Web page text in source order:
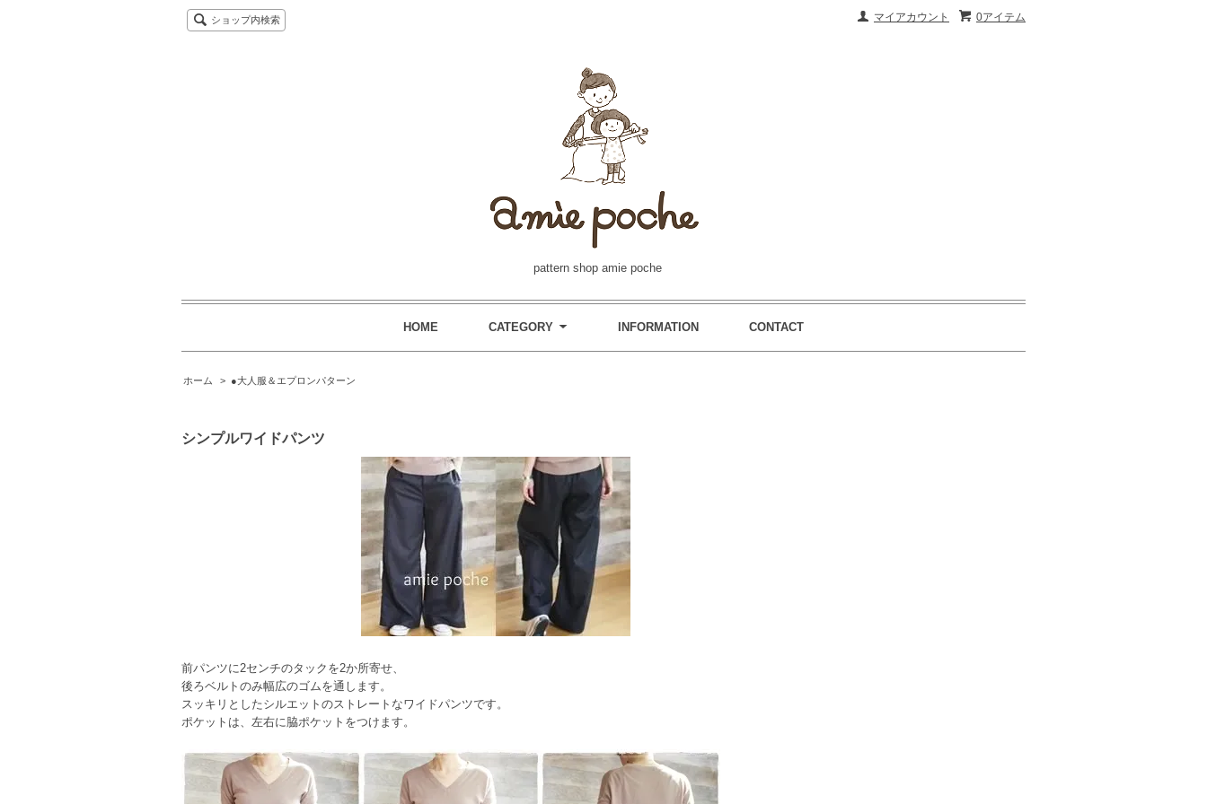
0アイテム
マイアカウント
ショップ内検索
pattern shop amie poche
HOME CATEGORY INFORMATION CONTACT
ホーム > ●大人服＆エプロンパターン
シンプルワイドパンツ
前パンツに2センチのタックを2か所寄せ、
後ろベルトのみ幅広のゴムを通します。
スッキリとしたシルエットのストレートなワイドパンツです。
ポケットは、左右に脇ポケットをつけます。